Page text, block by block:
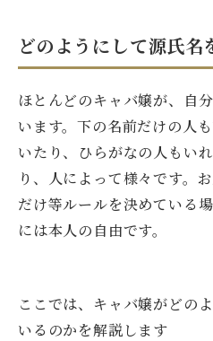
どのようにして源氏名
ほとんどのキャバ嬢が、自
います。下の名前だけの人
いたり、ひらがなの人もい
り、人によって様々です。
だけ等ルールを決めている
には本人の自由です。
ここでは、キャバ嬢がどの
いるのかを解説します